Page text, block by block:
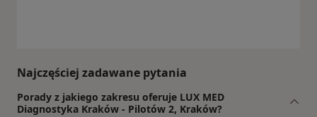
Najczęściej zadawane pytania
Porady z jakiego zakresu oferuje LUX MED
Diagnostyka Kraków - Pilotów 2, Kraków?